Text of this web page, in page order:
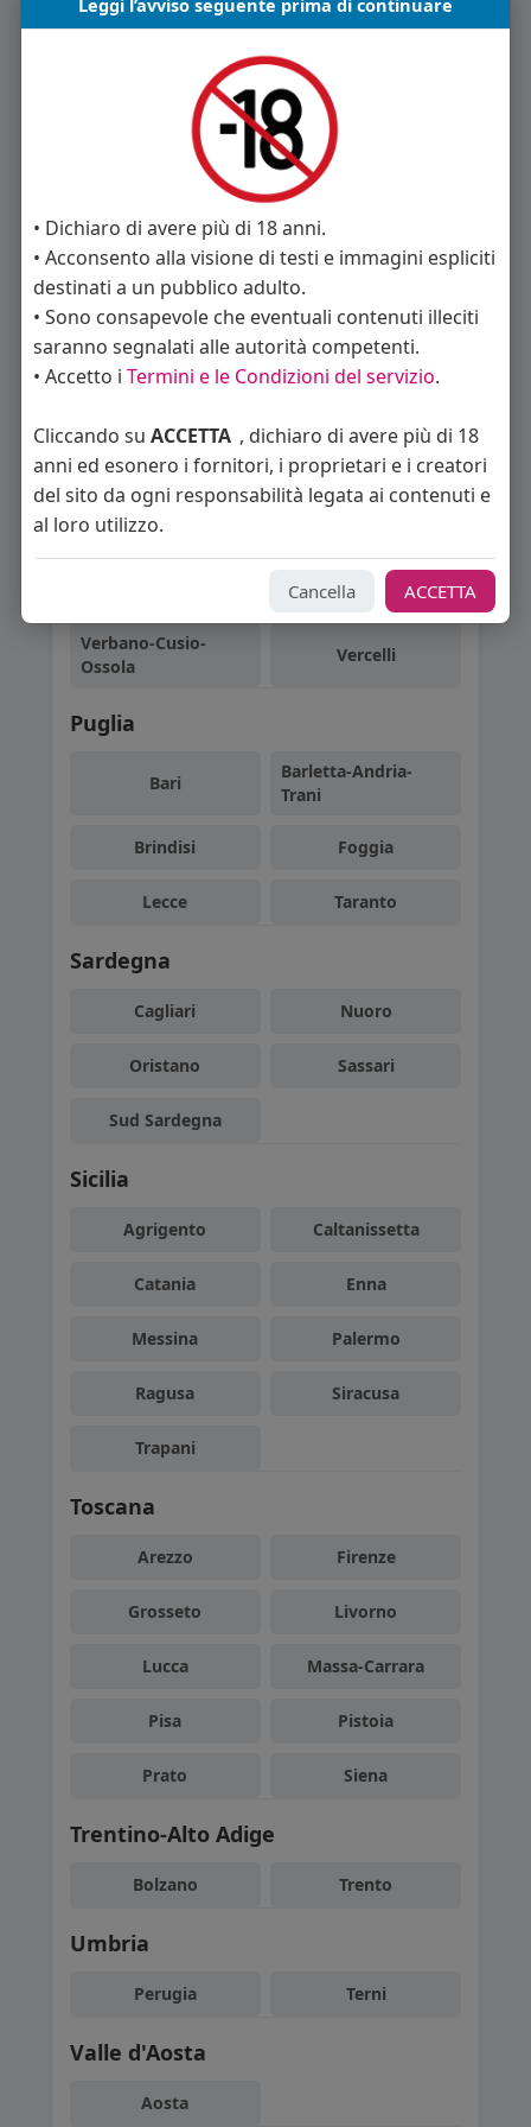
Ancona Ascoli Piceno
Pesaro e Urbino
Molise
Campobasso Isernia
Piemonte
Biella
Torino
Verbano-Cusio-
Ossola
Vercelli
Puglia
Bari
Barletta-Andria-
Trani
Brindisi Foggia
Lecce Taranto
Sardegna
Cagliari Nuoro
Oristano Sassari
Sud Sardegna
Sicilia
Agrigento Caltanissetta
Catania Enna
Messina Palermo
Ragusa Siracusa
Trapani
Toscana
Arezzo Firenze
Grosseto Livorno
Lucca Massa-Carrara
Pisa Pistoia
Prato Siena
Trentino-Alto Adige
Bolzano Trento
Umbria
Perugia Terni
Valle d'Aosta
Aosta
• Dichiaro di avere più di 18 anni.
• Acconsento alla visione di testi e immagini espliciti
destinati a un pubblico adulto.
• Sono consapevole che eventuali contenuti illeciti
saranno segnalati alle autorità competenti.
• Accetto i Termini e le Condizioni del servizio.
Cliccando su ACCETTA , dichiaro di avere più di 18
anni ed esonero i fornitori, i proprietari e i creatori
del sito da ogni responsabilità legata ai contenuti e
al loro utilizzo.
Cancella ACCETTA